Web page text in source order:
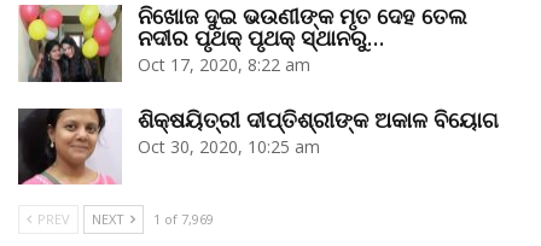
ନିଖୋଜ ଦୁଇ ଭଉଣୀଙ୍କ ମୃତ ଦେହ ତେଲ
ନଦୀର ପୃଥକ୍‌ ପୃଥକ୍‌ ସ୍ଥାନରୁ…
Oct 17, 2020, 8:22 am
ଶିକ୍ଷୟିତ୍ରୀ ଦୀପ୍ତିଶ୍ରୀଙ୍କ ଅକାଳ ବିୟୋଗ
Oct 30, 2020, 10:25 am
PREV NEXT 1 of 7,969